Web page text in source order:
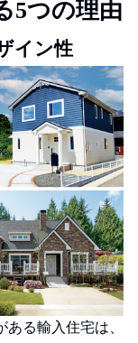
5つの理由
イン性
る輸入住宅は、